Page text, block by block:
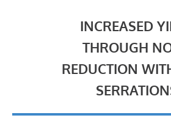
INCREASED
THROUGH
REDUCTION